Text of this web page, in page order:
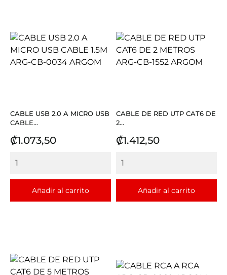
CABLE USB 2.0 A MICRO USB
CABLE...
Precio
₡1.073,50
Añadir al carrito
CABLE DE RED UTP CAT6 DE
2...
Precio
₡1.412,50
Añadir al carrito